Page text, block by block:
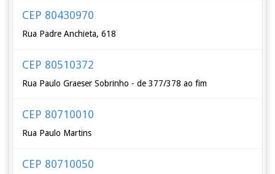
CEP 80430970
Rua Padre Anchieta, 618
CEP 80510372
Rua Paulo Graeser Sobrinho - de 377/378 ao fim
CEP 80710010
Rua Paulo Martins
CEP 80710050